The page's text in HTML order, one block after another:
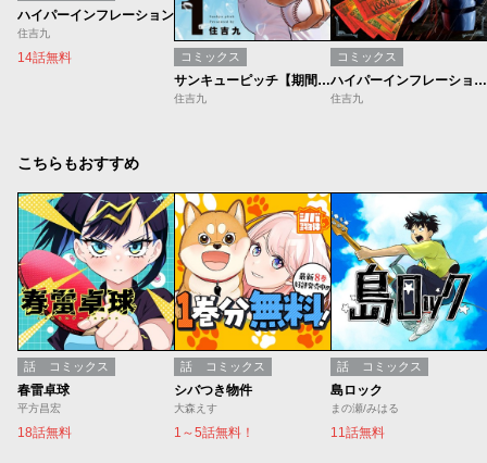
ハイパーインフレーション
住吉九
14話無料 コミックス
サンキューピッチ【期間限定無料】
住吉九
コミックス
ハイパーインフレーション【期間限定無料】
住吉九
こちらもおすすめ
話 コミックス
春雷卓球
平方昌宏
18話無料
話 コミックス
シバつき物件
大森えす
1～5話無料！
話 コミックス
島ロック
まの瀬/みはる
11話無料